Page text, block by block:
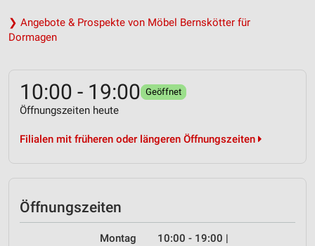
❯ Angebote & Prospekte von Möbel Bernskötter für
Dormagen
10:00 - 19:00 Geöffnet
Öffnungszeiten heute
Filialen mit früheren oder längeren Öffnungszeiten
Öffnungszeiten
Montag 10:00 - 19:00 |